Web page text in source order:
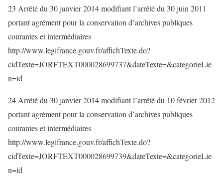
23 Arrêté du 30 janvier 2014 modifiant l’arrêté du 30 juin 2011
portant agrément pour la conservation d’archives publiques
courantes et intermédiaires
http://www.legifrance.gouv.fr/affichTexte.do?
cidTexte=JORFTEXT000028699737&dateTexte=&categorieLie
n=id
24 Arrêté du 30 janvier 2014 modifiant l’arrêté du 10 février 2012
portant agrément pour la conservation d’archives publiques
courantes et intermédiaires
http://www.legifrance.gouv.fr/affichTexte.do?
cidTexte=JORFTEXT000028699739&dateTexte=&categorieLie
n=id